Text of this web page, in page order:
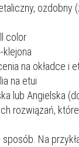
ozdobny
color
klejona
na okładce i
na etui
lub Angielska
rozwiązań,
Na